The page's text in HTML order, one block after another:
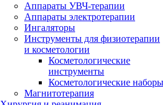
Аппараты УВЧ-терапии
Аппараты электротерапии
Ингаляторы
Инструменты для физиотерапии
и косметологии
Косметологические
инструменты
Косметологические наборы
Магнитотерапия